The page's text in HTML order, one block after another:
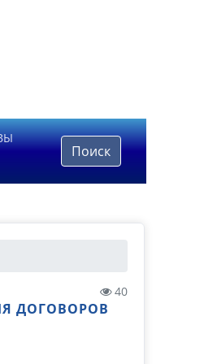
Поиск
40
ДОГОВОРОВ